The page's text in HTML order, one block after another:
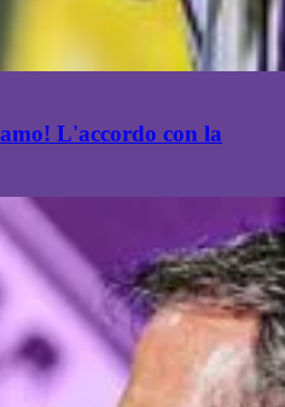
L'accordo con la